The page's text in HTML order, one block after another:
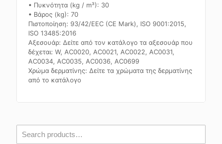
• Πυκνότητα (kg / m³): 30
• Βάρος (kg): 70
Πιστοποίηση: 93/42/EEC (CE Mark), ISO 9001:2015,
ISO 13485:2016
Αξεσουάρ: Δείτε από τον κατάλογο τα αξεσουάρ που
δέχεται: W, AC0020, AC0021, AC0022, AC0031,
AC0034, AC0035, AC0036, AC0699
Χρώμα δερματίνης: Δείτε τα χρώματα της δερματίνης
από το κατάλογο